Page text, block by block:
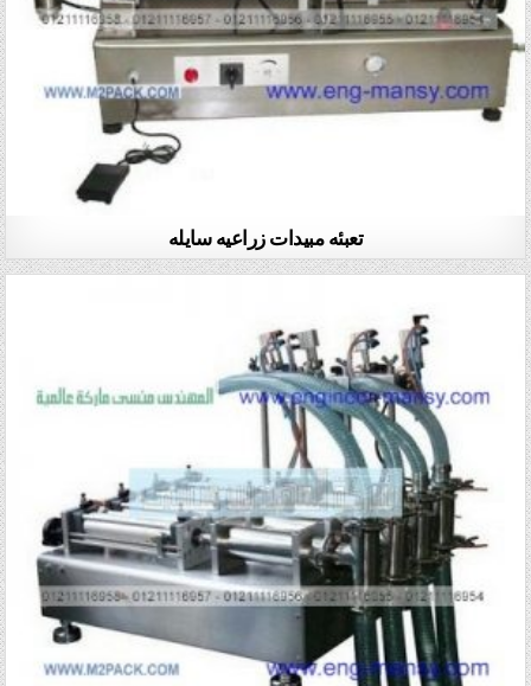
تعبئه مبيدات زراعيه سايله